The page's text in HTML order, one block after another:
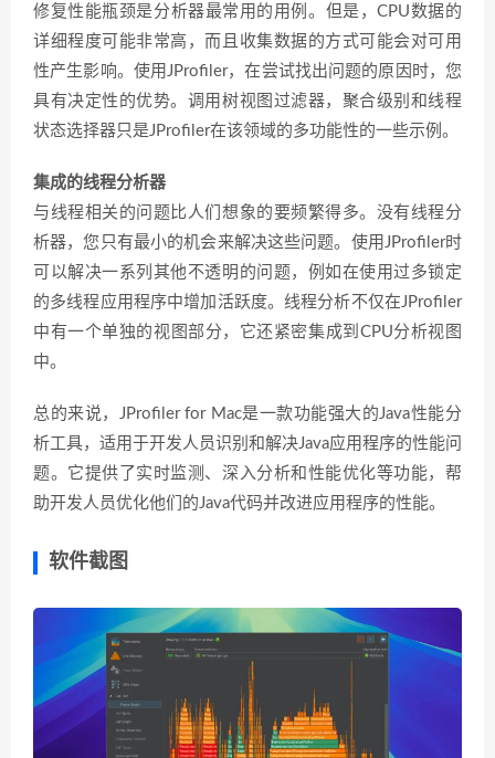
修复性能瓶颈是分析器最常用的用例。但是，CPU数据的
详细程度可能非常高，而且收集数据的方式可能会对可用
性产生影响。使用JProfiler，在尝试找出问题的原因时，您
具有决定性的优势。调用树视图过滤器，聚合级别和线程
状态选择器只是JProfiler在该领域的多功能性的一些示例。
集成的线程分析器
与线程相关的问题比人们想象的要频繁得多。没有线程分
析器，您只有最小的机会来解决这些问题。使用JProfiler时
可以解决一系列其他不透明的问题，例如在使用过多锁定
的多线程应用程序中增加活跃度。线程分析不仅在JProfiler
中有一个单独的视图部分，它还紧密集成到CPU分析视图
中。
总的来说，JProfiler for Mac是一款功能强大的Java性能分
析工具，适用于开发人员识别和解决Java应用程序的性能问
题。它提供了实时监测、深入分析和性能优化等功能，帮
助开发人员优化他们的Java代码并改进应用程序的性能。
软件截图